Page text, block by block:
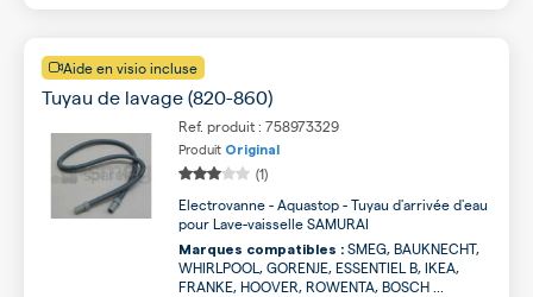
Aide en visio incluse
Tuyau de lavage (820-860)
Ref. produit : 758973329
Produit Original
(1)
Electrovanne - Aquastop - Tuyau d'arrivée d'eau
pour Lave-vaisselle SAMURAI
Marques compatibles : SMEG, BAUKNECHT,
WHIRLPOOL, GORENJE, ESSENTIEL B, IKEA,
FRANKE, HOOVER, ROWENTA, BOSCH ...